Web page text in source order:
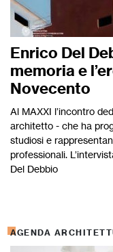
Enrico Del
memoria e
Novecento
Al MAXXI l’incontro
architetto - che ha
studiosi e
professionali.
Del Debbio
AGENDA